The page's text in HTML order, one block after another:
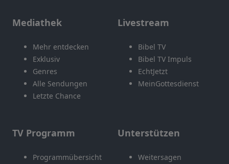
Mediathek
Mehr entdecken
Exklusiv
Genres
Alle Sendungen
Letzte Chance
Livestream
Bibel TV
Bibel TV Impuls
EchtJetzt
MeinGottesdienst
TV Programm
Programmübersicht
Unterstützen
Weitersagen